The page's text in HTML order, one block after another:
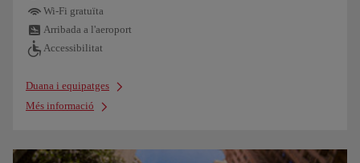
Wi-Fi gratuïta
Arribada a l'aeroport
Accessibilitat
Duana i equipatges
Més informació